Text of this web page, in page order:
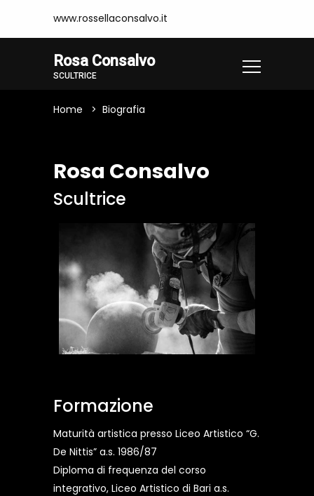
www.rossellaconsalvo.it
Rosa Consalvo
SCULTRICE
Home Biografia
Rosa Consalvo
Scultrice
Formazione
Maturità artistica presso Liceo Artistico “G.
De Nittis” a.s. 1986/87
Diploma di frequenza del corso
integrativo, Liceo Artistico di Bari a.s.